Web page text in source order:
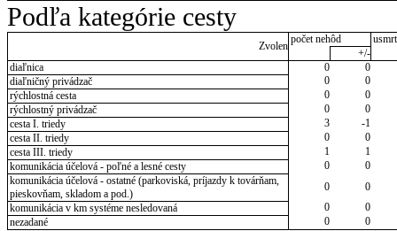
Podľa kategórie cesty
Zvolen
počet nehôd
+/-
diaľnica
0
0
diaľničný privádzač
0
0
rýchlostná cesta
0
0
rýchlostný privádzač
0
0
cesta I. triedy
3
-1
cesta II. triedy
0
0
cesta III. triedy
1
1
komunikácia účelová - poľné a lesné cesty
0
0
komunikácia účelová - ostatné (parkoviská, príjazdy k továrňam,
pieskovňam, skladom a pod.)
0
0
komunikácia v km systéme nesledovaná
0
0
nezadané
0 0